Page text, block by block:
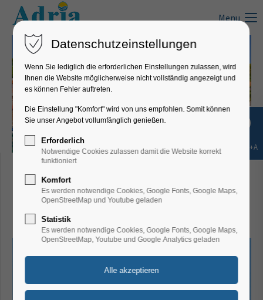
Menu
Villa M&M, Tkon/Insel
Pašman - Ferienwohnung
Datenschutzeinstellungen
Wenn Sie lediglich die erforderlichen Einstellungen zulassen, wird
Ihnen die Website möglicherweise nicht vollständig angezeigt und
es können Fehler auftreten.
Die Einstellung "Komfort" wird von uns empfohlen. Somit können
Sie unser Angebot vollumfänglich genießen.
Erforderlich
Notwendige Cookies zulassen damit die Website korrekt
funktioniert
Komfort
Es werden notwendige Cookies, Google Fonts, Google Maps,
OpenStreetMap und Youtube geladen
Statistik
Es werden notwendige Cookies, Google Fonts, Google Maps,
OpenStreetMap, Youtube und Google Analytics geladen
Shift+Alt+A